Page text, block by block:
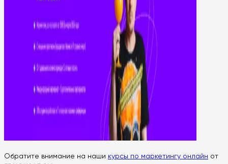
Обратите внимание на наши курсы по маркетингу онлайн от